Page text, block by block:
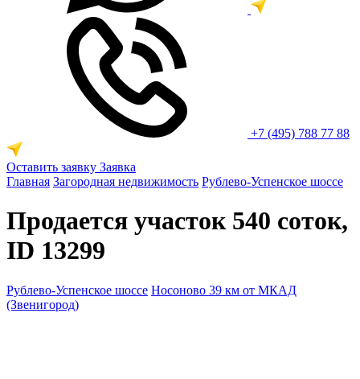
+7 (495) 788 77 88
Оставить заявку Заявка
Главная Загородная недвижимость Рублево-Успенское шоссе
Продается участок 540 соток,
ID 13299
Рублево-Успенское шоссе Носоново 39 км от МКАД
(Звенигород)